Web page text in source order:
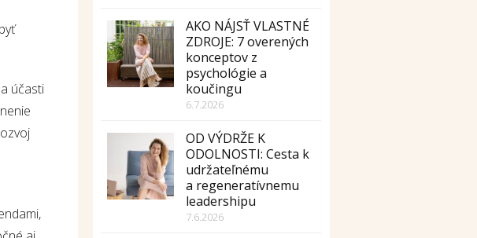
účasti
AKO NÁJSŤ VLASTNÉ
ZDROJE: 7 overených
konceptov z
psychológie a
koučingu
6.7.2026
OD VÝDRŽE K
ODOLNOSTI: Cesta k
udržateľnému
a regeneratívnemu
leadershipu
7.6.2026